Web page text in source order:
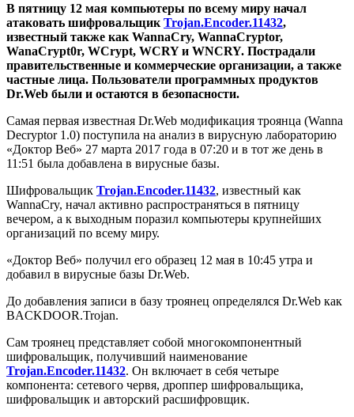
В пятницу 12 мая компьютеры по всему миру начал
атаковать шифровальщик Trojan.Encoder.11432,
известный также как WannaCry, WannaCryptor,
WanaCrypt0r, WCrypt, WCRY и WNCRY. Пострадали
правительственные и коммерческие организации, а также
частные лица. Пользователи программных продуктов
Dr.Web были и остаются в безопасности.
Самая первая известная Dr.Web модификация троянца (Wanna
Decryptor 1.0) поступила на анализ в вирусную лабораторию
«Доктор Веб» 27 марта 2017 года в 07:20 и в тот же день в
11:51 была добавлена в вирусные базы.
Шифровальщик Trojan.Encoder.11432, известный как
WannaCry, начал активно распространяться в пятницу
вечером, а к выходным поразил компьютеры крупнейших
организаций по всему миру.
«Доктор Веб» получил его образец 12 мая в 10:45 утра и
добавил в вирусные базы Dr.Web.
До добавления записи в базу троянец определялся Dr.Web как
BACKDOOR.Trojan.
Сам троянец представляет собой многокомпонентный
шифровальщик, получивший наименование
Trojan.Encoder.11432. Он включает в себя четыре
компонента: сетевого червя, дроппер шифровальщика,
шифровальщик и авторский расшифровщик.